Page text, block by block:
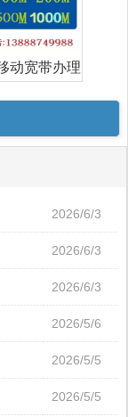
动宽带办理
2026/6/3
2026/6/3
2026/6/3
2026/5/6
2026/5/5
2026/5/5